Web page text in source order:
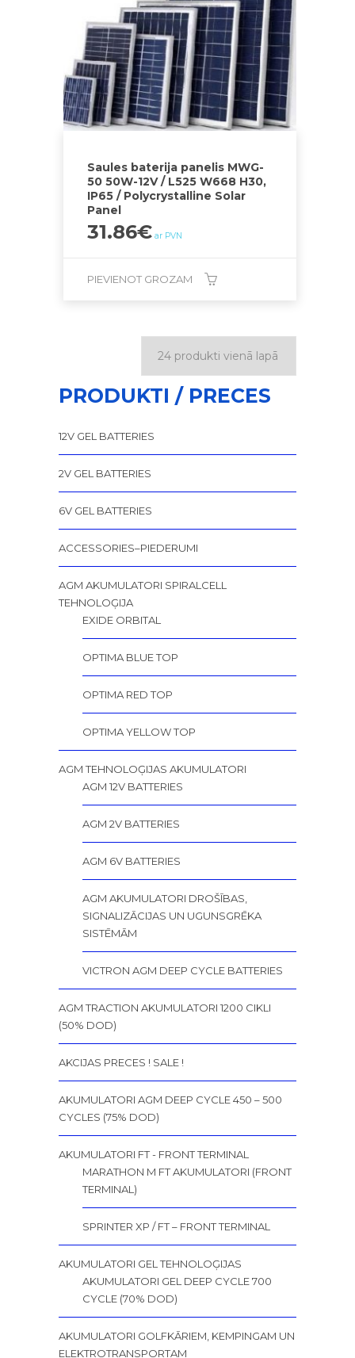
Saules baterija panelis MWG-
50 50W-12V / L525 W668 H30,
IP65 / Polycrystalline Solar
Panel
31.86€ ar PVN
PIEVIENOT GROZAM
PRODUKTI / PRECES
12V GEL BATTERIES
2V GEL BATTERIES
6V GEL BATTERIES
ACCESSORIES–PIEDERUMI
AGM AKUMULATORI SPIRALCELL
TEHNOLOĢIJA
EXIDE ORBITAL
OPTIMA BLUE TOP
OPTIMA RED TOP
OPTIMA YELLOW TOP
AGM TEHNOLOĢIJAS AKUMULATORI
AGM 12V BATTERIES
AGM 2V BATTERIES
AGM 6V BATTERIES
AGM AKUMULATORI DROŠĪBAS,
SIGNALIZĀCIJAS UN UGUNSGRĒKA
SISTĒMĀM
VICTRON AGM DEEP CYCLE BATTERIES
AGM TRACTION AKUMULATORI 1200 CIKLI
(50% DOD)
AKCIJAS PRECES ! SALE !
AKUMULATORI AGM DEEP CYCLE 450 – 500
CYCLES (75% DOD)
AKUMULATORI FT - FRONT TERMINAL
MARATHON M FT AKUMULATORI (FRONT
TERMINAL)
SPRINTER XP / FT – FRONT TERMINAL
AKUMULATORI GEL TEHNOLOĢIJAS
AKUMULATORI GEL DEEP CYCLE 700
CYCLE (70% DOD)
AKUMULATORI GOLFKĀRIEM, KEMPINGAM UN
ELEKTROTRANSPORTAM